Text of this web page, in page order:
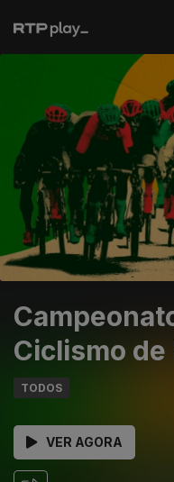
Ciclismo
TODOS
VER AGORA